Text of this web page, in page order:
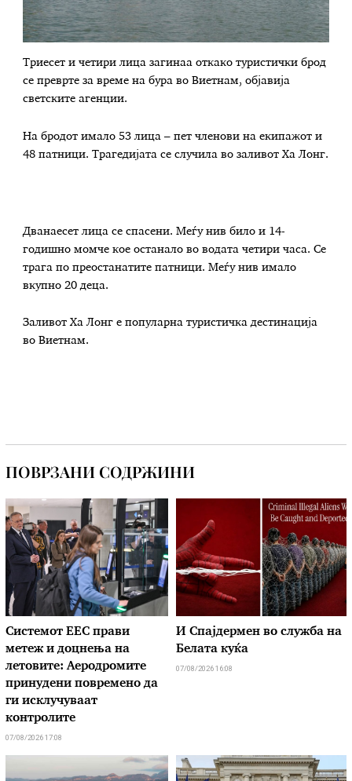
Триесет и четири лица загинаа откако туристички брод
се преврте за време на бура во Виетнам, објавија
светските агенции.
На бродот имало 53 лица – пет членови на екипажот и
48 патници. Трагедијата се случила во заливот Ха Лонг.
Дванаесет лица се спасени. Меѓу нив било и 14-
годишно момче кое останало во водата четири часа. Се
трага по преостанатите патници. Меѓу нив имало
вкупно 20 деца.
Заливот Ха Лонг е популарна туристичка дестинација
во Виетнам.
ПОВРЗАНИ СОДРЖИНИ
Системот ЕЕС прави
метеж и доцнења на
летовите: Аеродромите
принудени повремено да
ги исклучуваат
контролите
07/08/2026 17:08
И Спајдермен во служба на
Белата куќа
07/08/2026 16:08